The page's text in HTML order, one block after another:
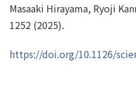
Masaaki Hirayama, Ryoji
1252 (2025).
https://doi.org/10.1126/